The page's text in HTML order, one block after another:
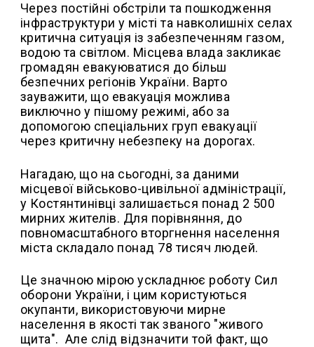
Через постійні обстріли та пошкодження
інфраструктури у місті та навколишніх селах
критична ситуація із забезпеченням газом,
водою та світлом. Місцева влада закликає
громадян евакуюватися до більш
безпечних регіонів України. Варто
зауважити, що евакуація можлива
виключно у пішому режимі, або за
допомогою спеціальних груп евакуації
через критичну небезпеку на дорогах.
Нагадаю, що на сьогодні, за даними
місцевої військово-цивільної адміністрації,
у Костянтинівці залишається понад 2 500
мирних жителів. Для порівняння, до
повномасштабного вторгнення населення
міста складало понад 78 тисяч людей.
Це значною мірою ускладнює роботу Сил
оборони України, і цим користуються
окупанти, використовуючи мирне
населення в якості так званого "живого
щита". Але слід відзначити той факт, що